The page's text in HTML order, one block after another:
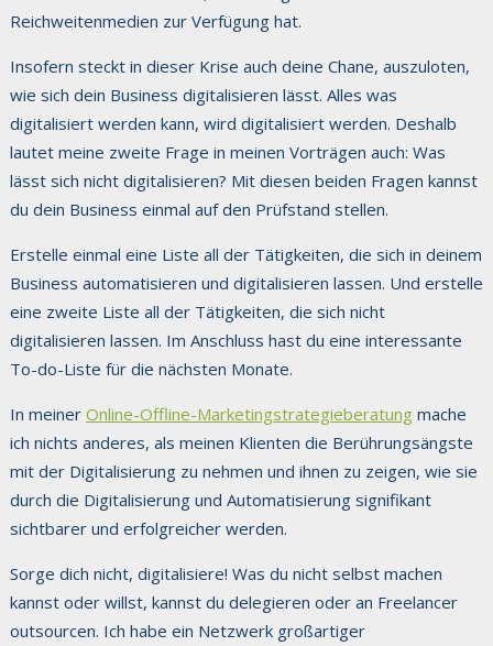
Reichweitenmedien zur Verfügung hat.
Insofern steckt in dieser Krise auch deine Chane, auszuloten,
wie sich dein Business digitalisieren lässt. Alles was
digitalisiert werden kann, wird digitalisiert werden. Deshalb
lautet meine zweite Frage in meinen Vorträgen auch: Was
lässt sich nicht digitalisieren? Mit diesen beiden Fragen kannst
du dein Business einmal auf den Prüfstand stellen.
Erstelle einmal eine Liste all der Tätigkeiten, die sich in deinem
Business automatisieren und digitalisieren lassen. Und erstelle
eine zweite Liste all der Tätigkeiten, die sich nicht
digitalisieren lassen. Im Anschluss hast du eine interessante
To-do-Liste für die nächsten Monate.
In meiner Online-Offline-Marketingstrategieberatung mache
ich nichts anderes, als meinen Klienten die Berührungsängste
mit der Digitalisierung zu nehmen und ihnen zu zeigen, wie sie
durch die Digitalisierung und Automatisierung signifikant
sichtbarer und erfolgreicher werden.
Sorge dich nicht, digitalisiere! Was du nicht selbst machen
kannst oder willst, kannst du delegieren oder an Freelancer
outsourcen. Ich habe ein Netzwerk großartiger